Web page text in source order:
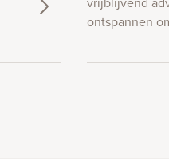
ontspannen